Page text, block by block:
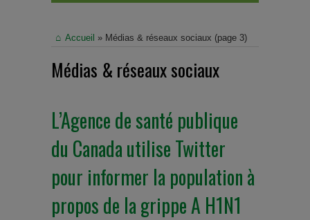
Accueil » Médias & réseaux sociaux (page 3)
Médias & réseaux sociaux
L’Agence de santé publique
du Canada utilise Twitter
pour informer la population à
propos de la grippe A H1N1